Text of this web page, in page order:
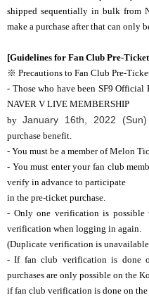
shipped sequentially in bulk from
make a purchase after that can only
[Guidelines for Fan Club Pre-
※ Precautions to Fan Club Pre-
- Those who have been SF9 Official
NAVER V LIVE MEMBERSHIP
by January 16th, 2022 (Sun)
purchase benefit.
- You must be a member of Melon
- You must enter your fan club
verify in advance to participate
in the pre-ticket purchase.
- Only one verification is
verification when logging in again.
(Duplicate verification is
- If fan club verification is done
purchases are only possible on the
if fan club verification is done on